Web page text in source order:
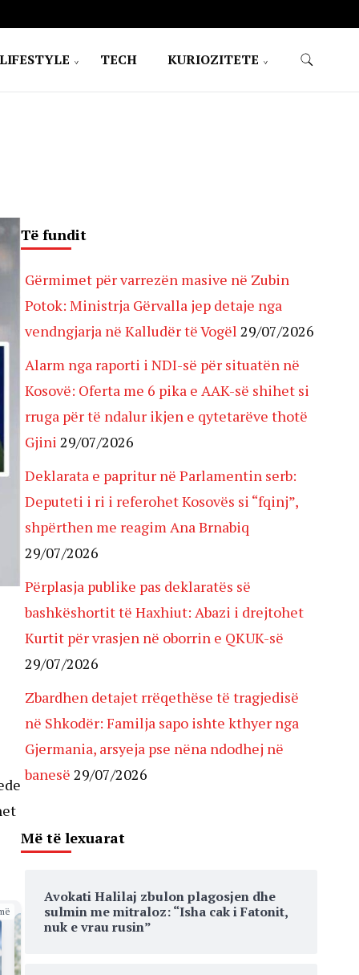
LIFESTYLE TECH KURIOZITETE
Të fundit
Gërmimet për varrezën masive në Zubin
Potok: Ministrja Gërvalla jep detaje nga
vendngjarja në Kalludër të Vogël 29/07/2026
Alarm nga raporti i NDI-së për situatën në
Kosovë: Oferta me 6 pika e AAK-së shihet si
rruga për të ndalur ikjen e qytetarëve thotë
Gjini 29/07/2026
Deklarata e papritur në Parlamentin serb:
Deputeti i ri i referohet Kosovës si “fqinj”,
shpërthen me reagim Ana Brnabiq
29/07/2026
Përplasja publike pas deklaratës së
bashkëshortit të Haxhiut: Abazi i drejtohet
Kurtit për vrasjen në oborrin e QKUK-së
29/07/2026
Zbardhen detajet rrëqethëse të tragjedisë
në Shkodër: Familja sapo ishte kthyer nga
Gjermania, arsyeja pse nëna ndodhej në
banesë 29/07/2026
Më të lexuarat
Avokati Halilaj zbulon plagosjen dhe
sulmin me mitraloz: “Isha cak i Fatonit,
nuk e vrau rusin”